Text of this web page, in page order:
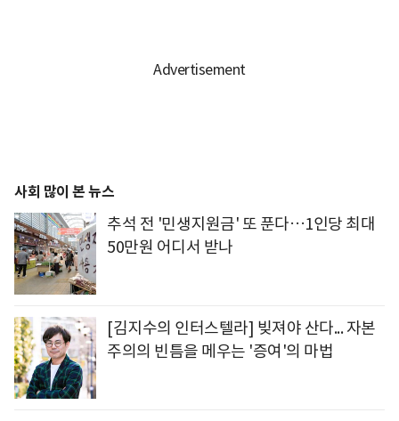
사회 많이 본 뉴스
추석 전 '민생지원금' 또 푼다…1인당 최대
50만원 어디서 받나
[김지수의 인터스텔라] 빚져야 산다... 자본
주의의 빈틈을 메우는 '증여'의 마법